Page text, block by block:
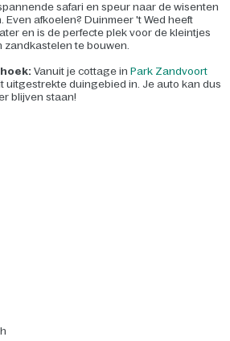
safari en speur naar de wisenten
Even afkoelen? Duinmeer 't Wed heeft
en is de perfecte plek voor de kleintjes
zandkastelen te bouwen.
Vanuit je cottage in Park Zandvoort
uitgestrekte duingebied in. Je auto kan dus
blijven staan!